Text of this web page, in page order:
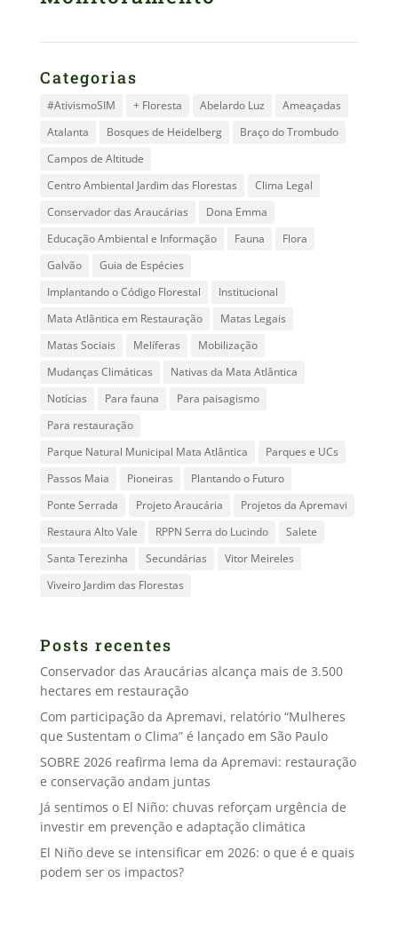
Categorias
#AtivismoSIM + Floresta Abelardo Luz
Ameaçadas
Atalanta
Bosques de Heidelberg
Braço do Trombudo
Campos de Altitude
Centro Ambiental Jardim das Florestas
Clima Legal
Conservador das Araucárias
Dona Emma
Educação Ambiental e Informação
Fauna
Flora
Galvão
Guia de Espécies
Implantando o Código Florestal
Institucional
Mata Atlântica em Restauração
Matas Legais
Matas Sociais
Melíferas
Mobilização
Mudanças Climáticas
Nativas da Mata Atlântica
Notícias
Para fauna
Para paisagismo
Para restauração
Parque Natural Municipal Mata Atlântica
Parques e UCs
Passos Maia
Pioneiras
Plantando o Futuro
Ponte Serrada
Projeto Araucária
Projetos da Apremavi
Restaura Alto Vale
RPPN Serra do Lucindo
Salete
Santa Terezinha
Secundárias
Vitor Meireles
Viveiro Jardim das Florestas
Posts recentes
Conservador das Araucárias alcança mais de 3.500
hectares em restauração
Com participação da Apremavi, relatório “Mulheres
que Sustentam o Clima” é lançado em São Paulo
SOBRE 2026 reafirma lema da Apremavi: restauração
e conservação andam juntas
Já sentimos o El Niño: chuvas reforçam urgência de
investir em prevenção e adaptação climática
El Niño deve se intensificar em 2026: o que é e quais
podem ser os impactos?